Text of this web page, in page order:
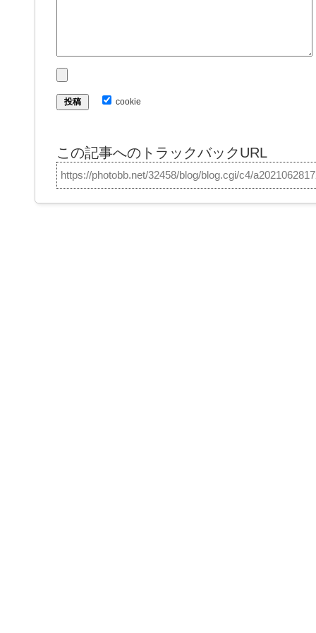
cookie
この記事へのトラックバックURL
https://photobb.net/32458/blog/blog.cgi/c4/